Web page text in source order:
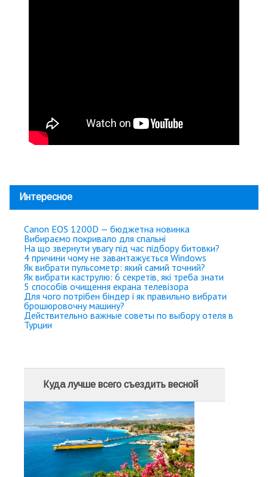
Интересное
Canon EOS 1200D — бюджетна новинка
Вибираємо покривало для спальні
На що звернути увагу під час підбору битовки?
4 причини чому не завантажується Windows
Як вибрати пульсометр: який самий точний?
Як вибрати каструлю: 6 секретів, які треба знати
5 способів очищення екрана телевізора
Для чого потрібен біндер і як правильно вибрати
брошюровочну машину?
Действительно важные советы по выбору отеля в
Турции
Куда лучше всего съездить весной